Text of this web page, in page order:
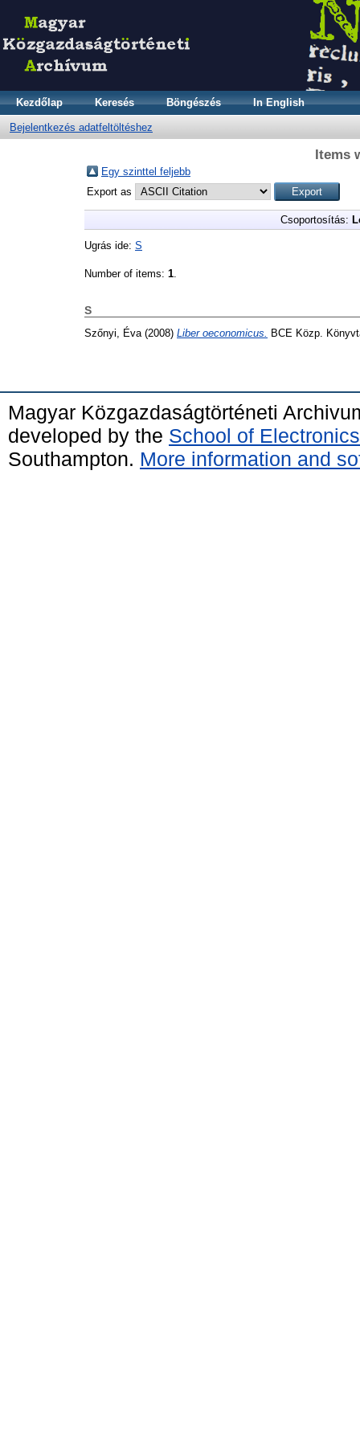
Kezdőlap Keresés Böngészés In English
Bejelentkezés adatfeltöltéshez
Items
Egy szinttel feljebb
Export as
Csoportosítás:
Ugrás ide: S
Number of items: 1
S
Szőnyi, Éva(2008) Liber oeconomicus. BCE Közp.
Magyar Közgazdaságtörténeti
developed by the School of
Southampton. More information and